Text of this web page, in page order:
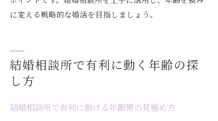
に変える戦略的な婚活を目指しましょう。
結婚相談所で有利に動く年齢の探
し方
結婚相談所で有利に動ける年齢帯の見極め方